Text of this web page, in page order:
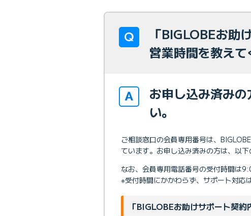
「BIGLOBEお助
営業時間を教えて
お申し込み済み
い。
ご相談窓口の会員専用番号は、
ています。お申し込み済みの方は、以下
なお、会員専用電話番号の受付時間は
※受付時間にかかわらず、サポート対応
「BIGLOBEお助けサポート契